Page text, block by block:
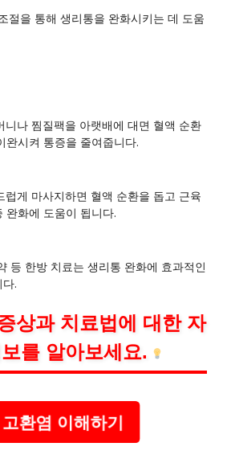
절을 통해 생리통을 완화시키는 데 도움
니나 찜질팩을 아랫배에 대면 혈액 순환
완시켜 통증을 줄여줍니다.
럽게 마사지하면 혈액 순환을 돕고 근육
완화에 도움이 됩니다.
등 한방 치료는 생리통 완화에 효과적인
.
상과 치료법에 대한 자
를 알아보세요.
환염 이해하기